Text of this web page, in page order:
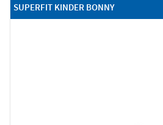
SUPERFIT KINDER BONNY